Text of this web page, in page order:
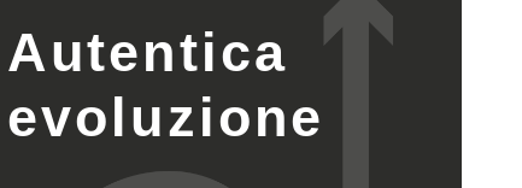
Autentica
evoluzione